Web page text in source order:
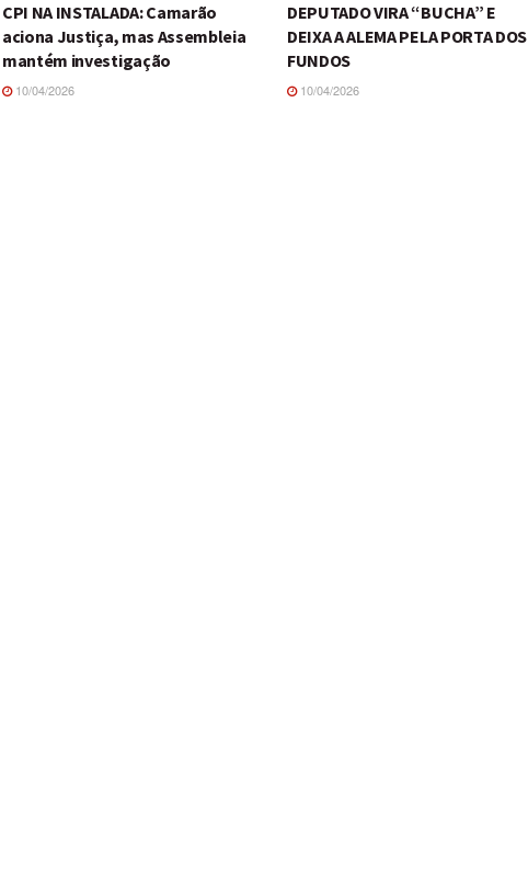
CPI NA INSTALADA: Camarão
aciona Justiça, mas Assembleia
mantém investigação
10/04/2026
DEPUTADO VIRA “BUCHA” E
DEIXA A ALEMA PELA PORTA DOS
FUNDOS
10/04/2026